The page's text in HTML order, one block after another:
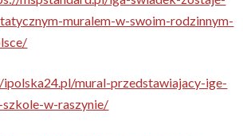
muralem-w-swoim-rodzinnym-
mural-przedstawiajacy-ige-
w-raszynie/